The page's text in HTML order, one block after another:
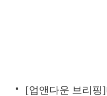
[업앤다운 브리